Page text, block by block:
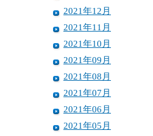
2021年12月
2021年11月
2021年10月
2021年09月
2021年08月
2021年07月
2021年06月
2021年05月